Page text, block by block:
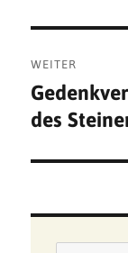
WEITER
Nächster
Beitrag:
des